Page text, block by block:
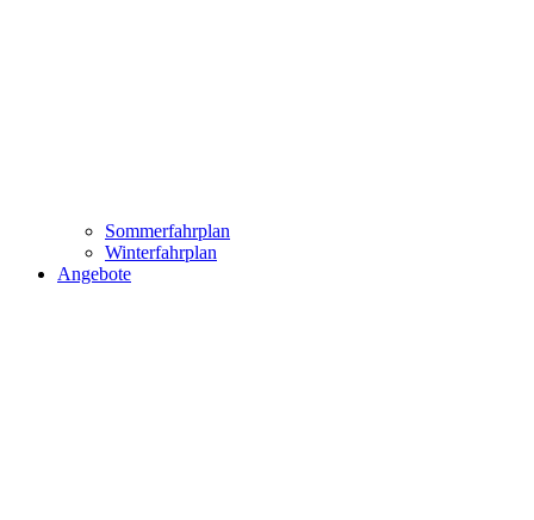
Sommerfahrplan
Winterfahrplan
Angebote